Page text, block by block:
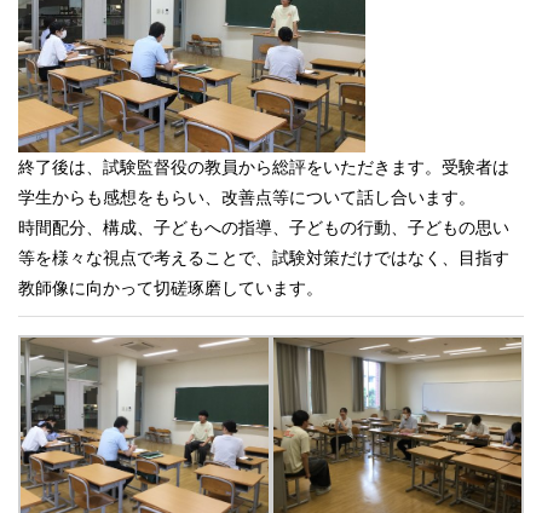
終了後は、試験監督役の教員から総評をいただきます。受験者は
学生からも感想をもらい、改善点等について話し合います。
時間配分、構成、子どもへの指導、子どもの行動、子どもの思い
等を様々な視点で考えることで、試験対策だけではなく、目指す
教師像に向かって切磋琢磨しています。